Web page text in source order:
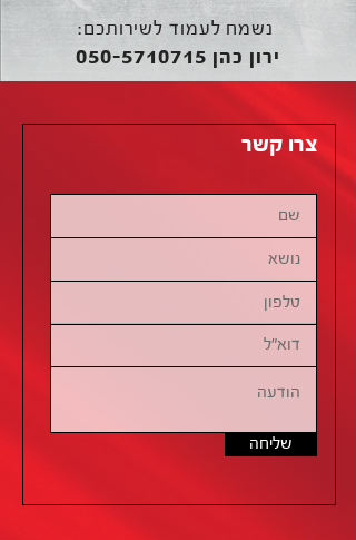
נשמח לעמוד לשירותכם:
ירון כהן 050-5710715
צרו קשר
שליחה